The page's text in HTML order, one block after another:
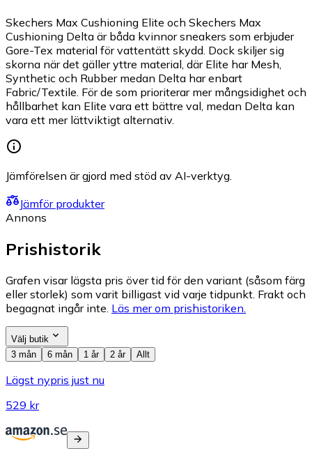
Skechers Max Cushioning Elite och Skechers Max
Cushioning Delta är båda kvinnor sneakers som erbjuder
Gore-Tex material för vattentätt skydd. Dock skiljer sig
skorna när det gäller yttre material, där Elite har Mesh,
Synthetic och Rubber medan Delta har enbart
Fabric/Textile. För de som prioriterar mer mångsidighet och
hållbarhet kan Elite vara ett bättre val, medan Delta kan
vara ett mer lättviktigt alternativ.
Jämförelsen är gjord med stöd av AI-verktyg.
Jämför produkter
Annons
Prishistorik
Grafen visar lägsta pris över tid för den variant (såsom färg
eller storlek) som varit billigast vid varje tidpunkt. Frakt och
begagnat ingår inte. Läs mer om prishistoriken.
Välj butik
3 mån
6 mån 1 år 2 år Allt
Lägst nypris just nu
529 kr